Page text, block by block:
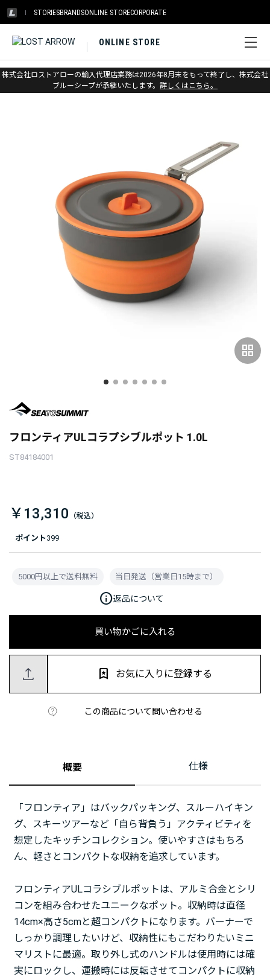
STORIESBRANDSONLINE STORECORPORATE
ONLINE STORE
株式会社ロストアローの輸入代理店業務は2026年8月末をもって終了し、株式会社
ブルーシープが承継いたします。 詳しくはこちら。
ホーム > シートゥサミット > キャンプキッチン
grid_view
フロンティアULコラプシブルポット 1.0L
ST84184001
ポイント399
￥13,310
買い物かごに入れる
この商品について問い合わせる
お気に入りに登録する
5000円以上で送料無料 当日発送（営業日15時まで）
info返品について
概要 仕様
「フロンティア」はバックパッキング、スルーハイキン
グ、スキーツアーなど「自ら背負う」アクティビティを
想定したキッチンコレクション。使いやすさはもちろ
ん、軽さとコンパクトな収納を追求しています。
フロンティアULコラシブルポットは、アルミ合金とシリ
コンを組み合わせたユニークなポット。収納時は直径
14cm×高さ5cmと超コンパクトになります。バーナーで
しっかり調理したいけど、収納性にもこだわりたいミニ
マリストに最適。取り外し式のハンドルは使用時には確
実にロックし、運搬時には反転させてコンパクトに収納